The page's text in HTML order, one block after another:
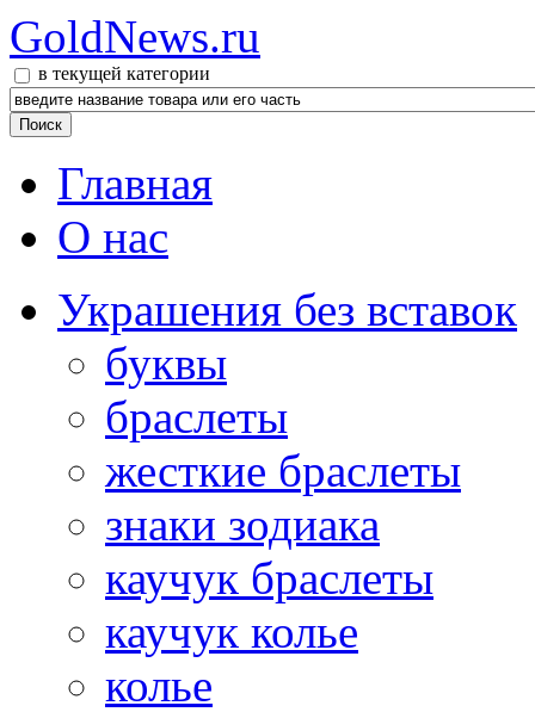
GoldNews.ru
в текущей категории
Главная
О нас
Украшения без вставок
буквы
браслеты
жесткие браслеты
знаки зодиака
каучук браслеты
каучук колье
колье